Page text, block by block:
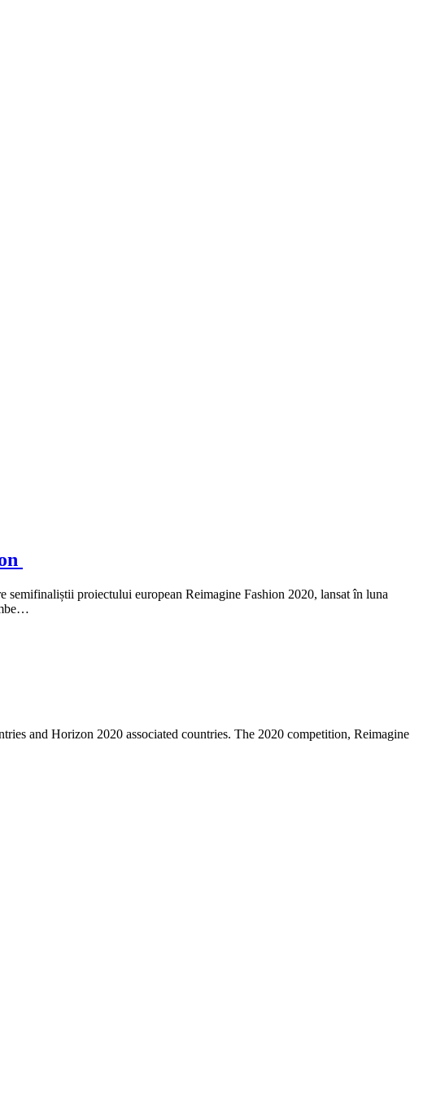
proiectului european Reimagine Fashion 2020, lansat în luna
and Horizon 2020 associated countries. The 2020 competition, Reimagine